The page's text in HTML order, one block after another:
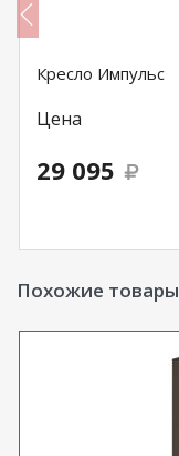
Кресло Импульс
Цена
29 095
Похожие товары